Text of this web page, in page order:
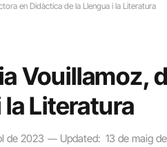
en Didàctica de la Llengua i la Literatura
Vouillamoz,
la Literatura
de 2023 Updated: 13 de maig